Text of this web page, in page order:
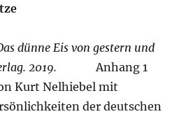
dünne Eis von gestern und
2019.
Anhang 1
Kurt Nelhiebel mit
der deutschen